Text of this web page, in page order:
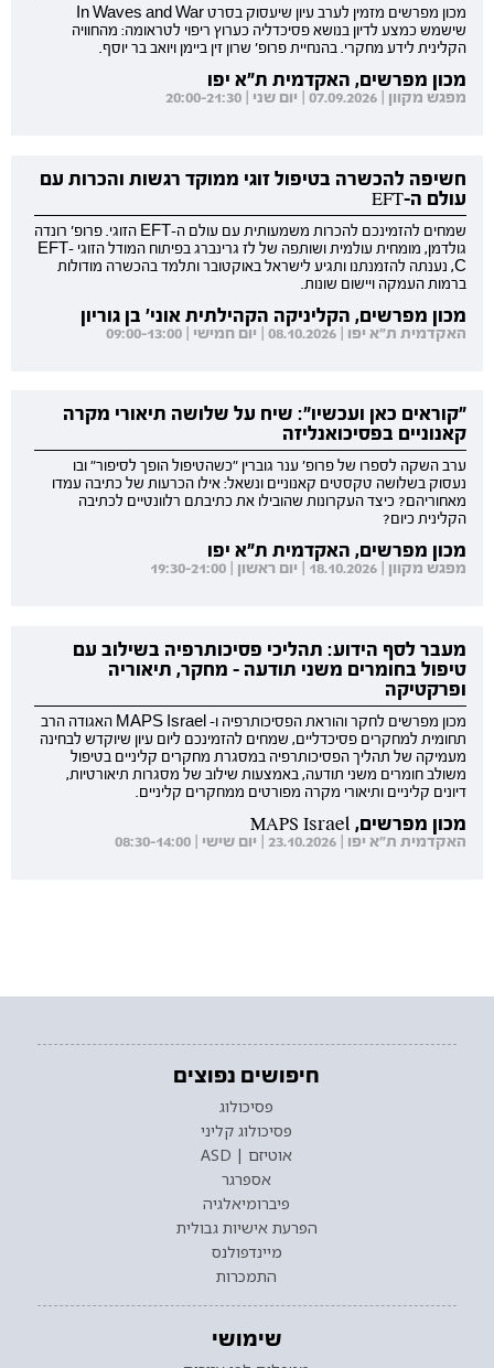
מכון מפרשים מזמין לערב עיון שיעסוק בסרט In Waves and War
שישמש כמצע לדיון בנושא פסיכדליה כערוץ ריפוי לטראומה: מהחוויה
הקלינית לידע מחקרי. בהנחיית פרופ' שרון זין ביימן ויואב בר יוסף.
מכון מפרשים, האקדמית ת"א יפו
מפגש מקוון | 07.09.2026 | יום שני | 20:00-21:30
חשיפה להכשרה בטיפול זוגי ממוקד רגשות והכרות עם
עולם ה-EFT
שמחים להזמינכם להכרות משמעותית עם עולם ה-EFT הזוגי. פרופ' רונדה
גולדמן, מומחית עולמית ושותפה של לז גרינברג בפיתוח המודל הזוגי EFT-
C, נענתה להזמנתנו ותגיע לישראל באוקטובר ותלמד בהכשרה מודולות
ברמות העמקה ויישום שונות.
מכון מפרשים, הקליניקה הקהילתית אוני' בן גוריון
האקדמית ת"א יפו | 08.10.2026 | יום חמישי | 09:00-13:00
"קוראים כאן ועכשיו": שיח על שלושה תיאורי מקרה
קאנוניים בפסיכואנליזה
ערב השקה לספרו של פרופ' ענר גוברין "כשהטיפול הופך לסיפור" ובו
נעסוק בשלושה טקסטים קאנוניים ונשאל: אילו הכרעות של כתיבה עמדו
מאחוריהם? כיצד העקרונות שהובילו את כתיבתם רלוונטיים לכתיבה
הקלינית כיום?
מכון מפרשים, האקדמית ת"א יפו
מפגש מקוון | 18.10.2026 | יום ראשון | 19:30-21:00
מעבר לסף הידוע: תהליכי פסיכותרפיה בשילוב עם
טיפול בחומרים משני תודעה - מחקר, תיאוריה
ופרקטיקה
מכון מפרשים לחקר והוראת הפסיכותרפיה ו- MAPS Israel האגודה הרב
תחומית למחקרים פסיכדליים, שמחים להזמינכם ליום עיון שיוקדש לבחינה
מעמיקה של תהליך הפסיכותרפיה במסגרת מחקרים קליניים בטיפול
משולב חומרים משני תודעה, באמצעות שילוב של מסגרות תיאורטיות,
דיונים קליניים ותיאורי מקרה מפורטים ממחקרים קליניים.
מכון מפרשים, MAPS Israel
האקדמית ת"א יפו | 23.10.2026 | יום שישי | 08:30-14:00
חיפושים נפוצים
פסיכולוג
פסיכולוג קליני
אוטיזם | ASD
אספרגר
פיברומיאלגיה
הפרעת אישיות גבולית
מיינדפולנס
התמכרות
שימושי